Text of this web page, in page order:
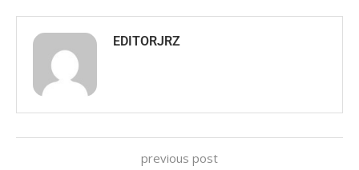
EDITORJRZ
previous post